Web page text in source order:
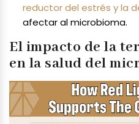
reductor del estrés y la
afectar al microbioma.
El impacto de la
en la salud del